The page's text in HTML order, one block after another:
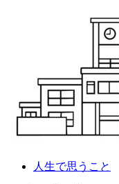
人生で思うこと